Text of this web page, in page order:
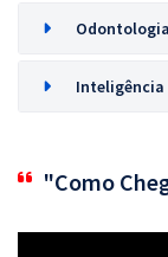
Odontologia
Inteligência
"Como